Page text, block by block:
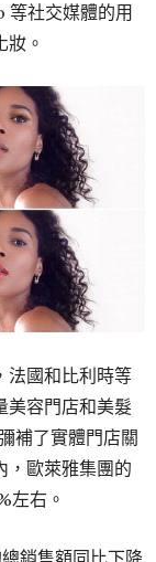
社交媒體的用
。
法國和比利時等
美容門店和美髮
補了實體門店關
，歐萊雅集團的
左右。